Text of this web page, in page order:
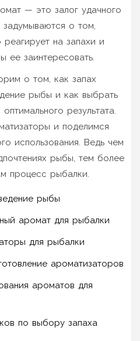
— это залог удачного
о том,
на запахи и
ее заинтересовать.
о том, как запах
рыбы и как выбрать
результата.
и поделимся
использования. Ведь чем
рыбы, тем более
процесс рыбалки.
рыбы
аромат для рыбалки
для рыбалки
ароматизаторов
ароматов для
по выбору запаха